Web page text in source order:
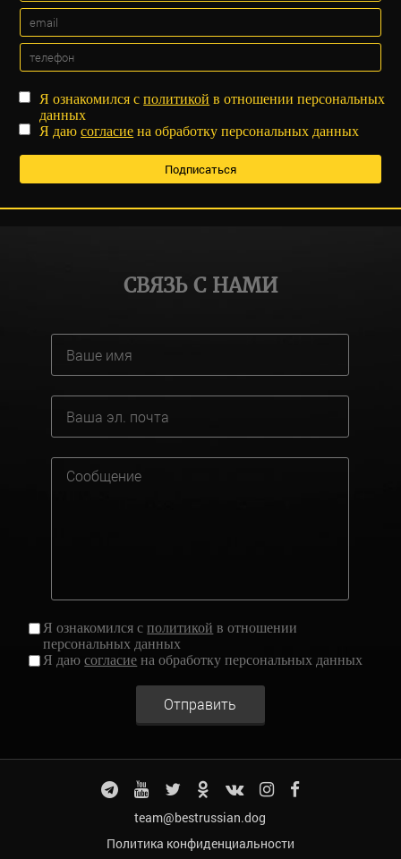
Я ознакомился сполитикой в отношении персональных
данных
Я даюсогласие на обработку персональных данных
СВЯЗЬ С НАМИ
Я ознакомился сполитикой в отношении
персональных данных
Я даюсогласие на обработку персональных данных
Отправить
team@bestrussian.dog
Политика конфиденциальности